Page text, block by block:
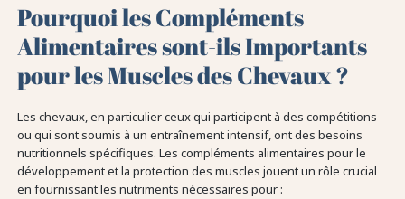
Pourquoi les Compléments
Alimentaires sont-ils Importants
pour les Muscles des Chevaux ?
Les chevaux, en particulier ceux qui participent à des compétitions
ou qui sont soumis à un entraînement intensif, ont des besoins
nutritionnels spécifiques. Les compléments alimentaires pour le
développement et la protection des muscles jouent un rôle crucial
en fournissant les nutriments nécessaires pour :